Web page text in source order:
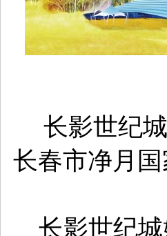
长影世纪
长春市净月
长影世纪